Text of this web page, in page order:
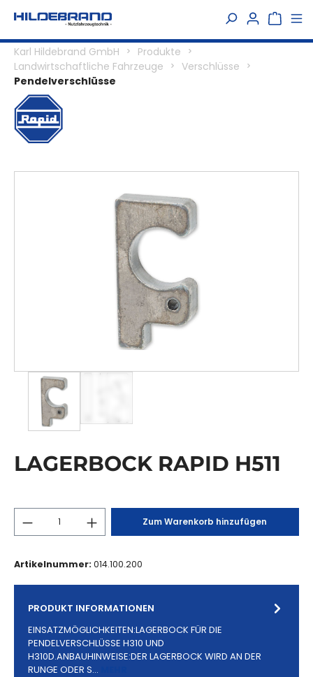
springen
Karl Hildebrand GmbH
Produkte
Landwirtschaftliche Fahrzeuge
Verschlüsse
Pendelverschlüsse
LAGERBOCK RAPID H511
Zum Warenkorb hinzufügen
Artikelnummer: 014.100.200
PRODUKT INFORMATIONEN
EINSATZMÖGLICHKEITEN:LAGERBOCK FÜR DIE
PENDELVERSCHLÜSSE H310 UND
H310D.ANBAUHINWEISE:DER LAGERBOCK WIRD AN DER
RUNGE ODER S…